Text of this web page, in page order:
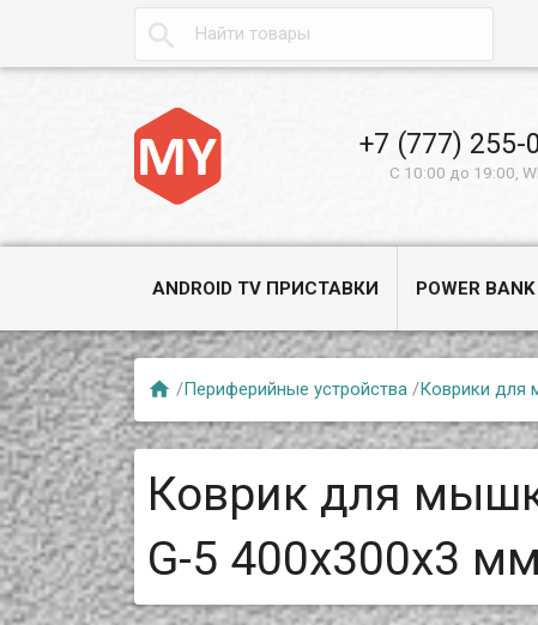

+7 (777) 255-
С 10:00 до 19:00,
ANDROID TV ПРИСТАВКИ POWER
 /Периферийные устройства /Коврики для
Коврик для
G-5 400x300x3 мм